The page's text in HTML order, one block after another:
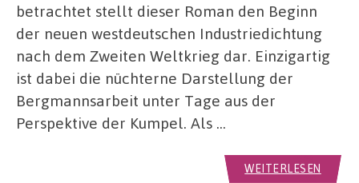
betrachtet stellt dieser Roman den Beginn
der neuen westdeutschen Industriedichtung
nach dem Zweiten Weltkrieg dar. Einzigartig
ist dabei die nüchterne Darstellung der
Bergmannsarbeit unter Tage aus der
Perspektive der Kumpel. Als …
WEITERLESEN